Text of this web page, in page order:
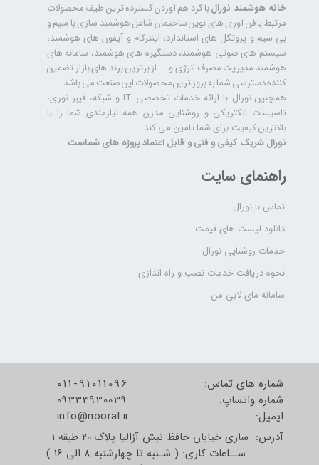
راهنمای سایت
تماس با نورال
دانلود لیست های قیمت
خدمات روشنایی نورال
نحوه دریافت خدمات نصب و راه اندازی
سامانه مای لابی من
خانه هوشمند نورالبا گرد هم آوردن گسترده ترین طیف محصولات
مرتبط با فن آوری های نوین ساختمان شامل هوشمند سازی با سیم و
بی سیم و پروتکل های استاندارد، اینترکام و آیفون های هوشمند،
سیستم های صوتی هوشمند، دستگیره های هوشمند، سامانه های
هوشمند مدیریت مصرف انرژی و ... از برترین برند های بازار تضمین
کننده دسترسی شما به بروز ترین محصولات این صنعت می باشد.
همچنین نورال با ارائه خدمات تخصصی IT و شبکه، فیبر نوری،
تاسیسات الکتریکی و روشنایی مدرن همه نیازمندی شما را با
بالاترین کیفیت برای شما تامین می کند.
نورال شریک کیفی و فنی و قابل اعتماد پروژه های شماست.
شماره های تماس:
شماره واتساپ:
​​​​​​​ایمیل:
011-91011096
09333930039
info@nooral.ir
آدرس: ساری خیابان حافظ نبش آزالیا پلاک 20 طبقه 1
ســاعات کاری: ( شـنبه تا چهارشنبه 8 الی 16 )